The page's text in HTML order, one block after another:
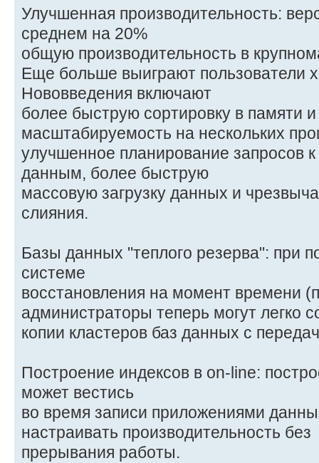
Улучшенная производительность:
среднем на 20%
общую производительность в
Еще больше выиграют пользователи
Нововведения включают
более быструю сортировку в памяти
масштабируемость на нескольких
улучшенное планирование запросов
данным, более быструю
массовую загрузку данных и
слияния.
Базы данных "теплого резерва": при
системе
восстановления на момент времени
администраторы теперь могут легко
копии кластеров баз данных с
Построение индексов в on-line:
может вестись
во время записи приложениями
настраивать производительность без
прерывания работы.